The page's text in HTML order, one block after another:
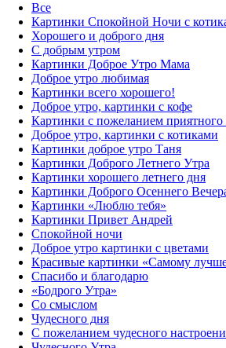
Все
Картинки Спокойной Ночи с
Хорошего и доброго дня
С добрым утром
Картинки Доброе Утро Мама
Доброе утро любимая
Картинки всего хорошего!
Доброе утро, картинки с кофе
Картинки с пожеланием приятного
Доброе утро, картинки с котиками
Картинки доброе утро Таня
Картинки Доброго Летнего Утра
Картинки хорошего летнего дня
Картинки Доброго Осеннего
Картинки «Люблю тебя»
Картинки Привет Андрей
Спокойной ночи
Доброе утро картинки с цветами
Красивые картинки «Самому
Спасибо и благодарю
«‎Бодрого Утра»‎
Со смыслом
Чудесного дня
С пожеланием чудесного